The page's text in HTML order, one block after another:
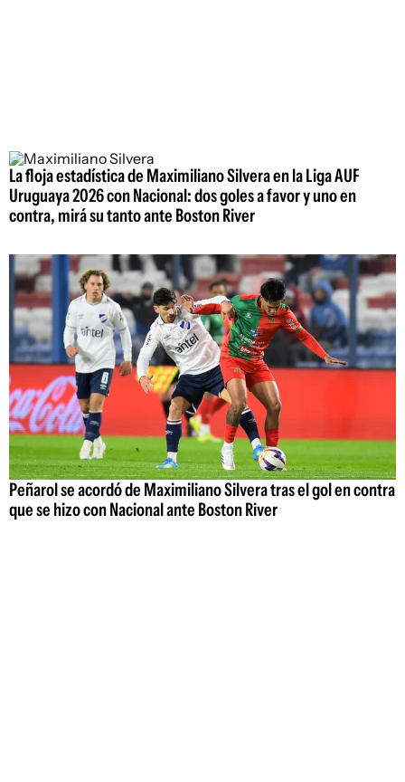
La floja estadística de Maximiliano Silvera en la Liga AUF
Uruguaya 2026 con Nacional: dos goles a favor y uno en
contra, mirá su tanto ante Boston River
Peñarol se acordó de Maximiliano Silvera tras el gol en contra
que se hizo con Nacional ante Boston River